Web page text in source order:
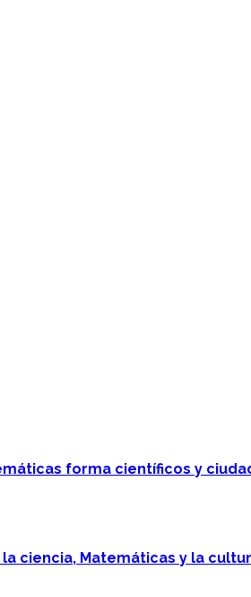
reality shows y telenovelas
forma científicos y
ciencia, Matemáticas y la